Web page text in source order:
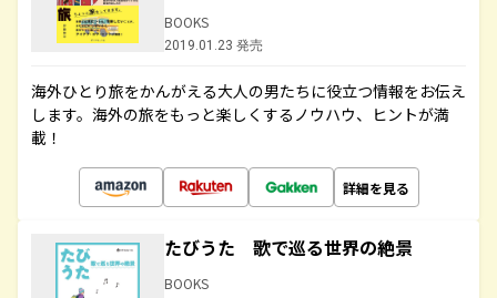
BOOKS
2019.01.23 発売
海外ひとり旅をかんがえる大人の男たちに役立つ情報をお伝え
します。海外の旅をもっと楽しくするノウハウ、ヒントが満
載！
詳細を見る
たびうた 歌で巡る世界の絶景
BOOKS